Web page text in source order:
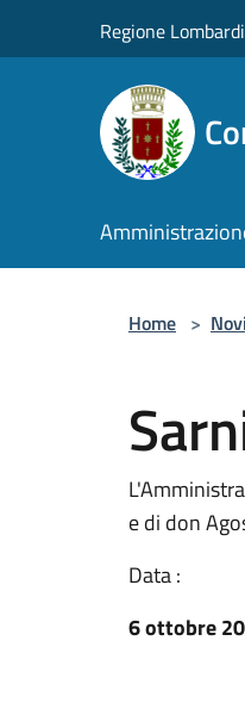
Regione
Home >
e di don
Data :
6 ottobre